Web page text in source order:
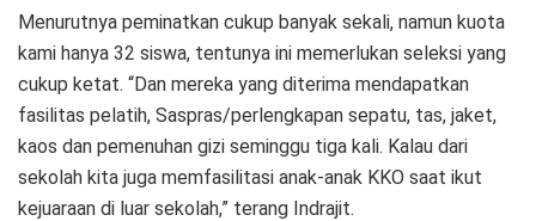
Menurutnya peminatkan cukup banyak sekali, namun kuota
kami hanya 32 siswa, tentunya ini memerlukan seleksi yang
cukup ketat. “Dan mereka yang diterima mendapatkan
fasilitas pelatih, Saspras/perlengkapan sepatu, tas, jaket,
kaos dan pemenuhan gizi seminggu tiga kali. Kalau dari
sekolah kita juga memfasilitasi anak-anak KKO saat ikut
kejuaraan di luar sekolah,” terang Indrajit.